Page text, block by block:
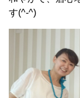
す(^-^)